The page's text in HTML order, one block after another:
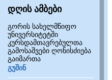
დღის ამბები
გორის სახელმწიფო
უნივერსიტეტში
კურსდამთავრებულთა
გამოსაშვები ღონისძიება
გაიმართა
გუშინ